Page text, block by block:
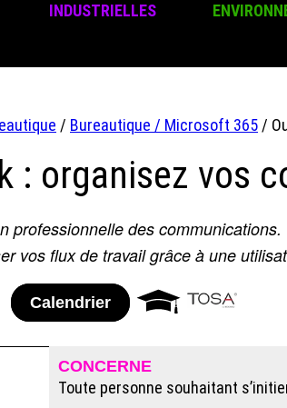
INDUSTRIELLES
/ Bureautique / Microsoft 365 /
: organisez vos
professionnelle des
vos flux de travail grâce à une
Calendrier
CONCERNE
Toute personne souhaitant